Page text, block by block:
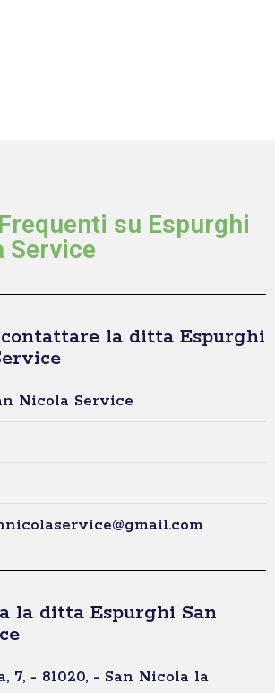
su Espurghi
Service
contattare la ditta Espurghi
Nicola Service
la ditta Espurghi San
7, - 81020, - San Nicola la